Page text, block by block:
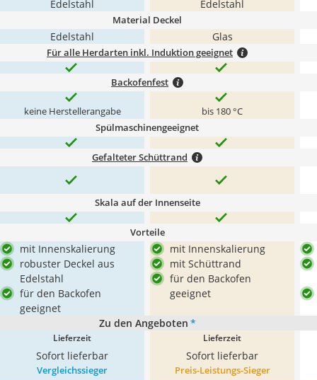
Edelstahl Edelstahl
Material Deckel
Edelstahl Glas
Für alle Herdarten inkl. Induktion geeignet
Backofenfest
keine Herstellerangabe bis 180 °C
Spülmaschinengeeignet
Gefalteter Schüttrand
Skala auf der Innenseite
Vorteile
mit Innenskalierung
robuster Deckel aus
Edelstahl
für den Backofen
geeignet
mit Innenskalierung
mit Schüttrand
für den Backofen
geeignet
Zu den Angeboten *
Lieferzeit
Sofort lieferbar
Lieferzeit
Sofort lieferbar
Vergleichssieger Preis-Leistungs-Sieger